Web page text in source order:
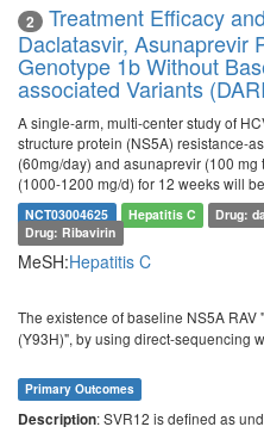
2
Treatment Efficacy
Daclatasvir, Asunaprevir
Genotype 1b Without
associated Variants
A single-arm, multi-center study of
structure protein (NS5A) resistance-
(60mg/day) and asunaprevir (100
(1000-1200 mg/d) for 12 weeks will
NCT03004625 Hepatitis C Drug:
Drug: Ribavirin
MeSH:Hepatitis C
The existence of baseline NS5A RAV
(Y93H)", by using direct-sequencing
Primary Outcomes
Description: SVR12 is defined as